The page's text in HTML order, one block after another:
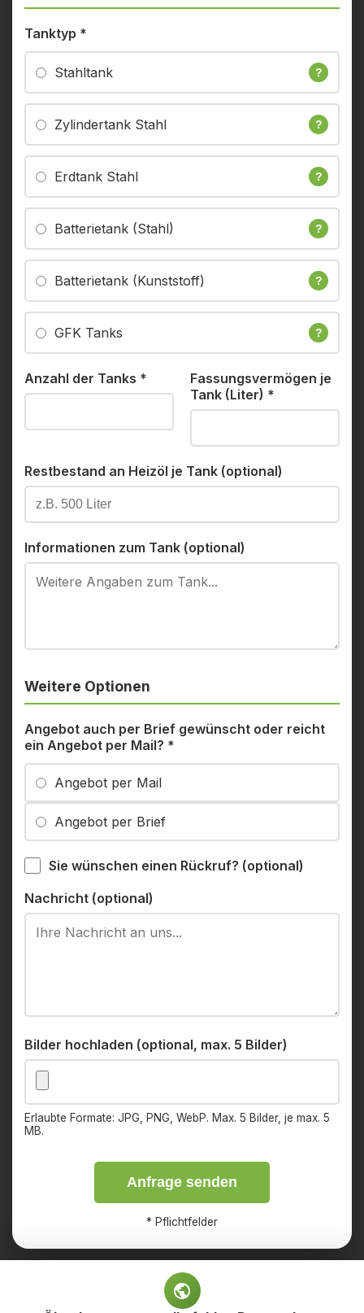
Tanktyp *
Stahltank ?
Zylindertank Stahl ?
Erdtank Stahl ?
Batterietank (Stahl) ?
Batterietank (Kunststoff) ?
GFK Tanks ?
Anzahl der Tanks *
Fassungsvermögen je
Tank (Liter) *
Restbestand an Heizöl je Tank (optional)
Informationen zum Tank (optional)
Weitere Optionen
Angebot auch per Brief gewünscht oder reicht
ein Angebot per Mail? *
Angebot per Mail
Angebot per Brief
Sie wünschen einen Rückruf? (optional)
Nachricht (optional)
Bilder hochladen (optional, max. 5 Bilder)
Erlaubte Formate: JPG, PNG, WebP. Max. 5 Bilder, je max. 5
MB.
Anfrage senden
* Pflichtfelder